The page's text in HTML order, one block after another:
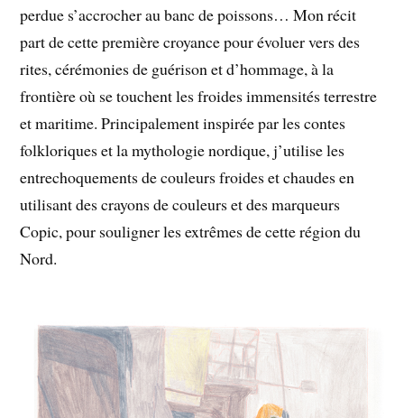
perdue s’accrocher au banc de poissons… Mon récit
part de cette première croyance pour évoluer vers des
rites, cérémonies de guérison et d’hommage, à la
frontière où se touchent les froides immensités terrestre
et maritime. Principalement inspirée par les contes
folkloriques et la mythologie nordique, j’utilise les
entrechoquements de couleurs froides et chaudes en
utilisant des crayons de couleurs et des marqueurs
Copic, pour souligner les extrêmes de cette région du
Nord.